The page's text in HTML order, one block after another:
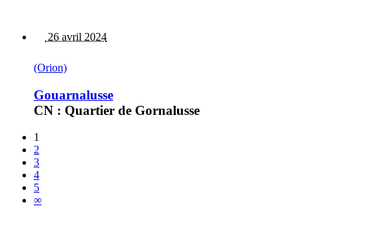
26 avril 2024
(Orion)
Gouarnalusse
CN : Quartier de Gornalusse
1
2
3
4
5
∞